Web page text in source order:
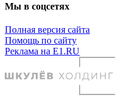
Мы в соцсетях
Полная версия сайта
Помощь по сайту
Реклама на E1.RU